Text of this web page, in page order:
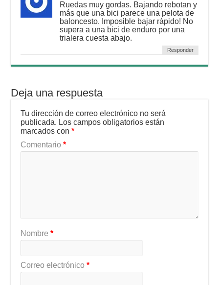
Ruedas muy gordas. Bajando rebotan y
más que una bici parece una pelota de
baloncesto. Imposible bajar rápido! No
supera a una bici de enduro por una
trialera cuesta abajo.
Responder
Deja una respuesta
Tu dirección de correo electrónico no será
publicada. Los campos obligatorios están
marcados con*
Comentario*
Nombre*
Correo electrónico*